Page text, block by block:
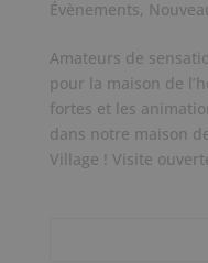
Évènements,
Amateurs de
pour la maison de
fortes et les
dans notre maison
Village ! Visite